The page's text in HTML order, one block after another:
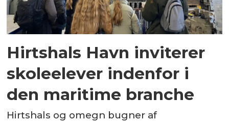
Hirtshals Havn inviterer
skoleelever indenfor i
den maritime branche
Hirtshals og omegn bugner af